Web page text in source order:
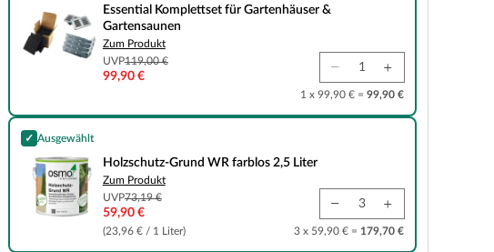
Essential Komplettset für Gartenhäuser &
Gartensaunen
Zum Produkt
UVP119,00 €
99,90 €
1 x 99,90 € = 99,90 €
✓ Ausgewählt
Holzschutz-Grund WR farblos 2,5 Liter
Holzschutz-Grund WR farblos 2,5 Liter
Zum Produkt
UVP73,19 €
59,90 €
(23,96 € / 1 Liter) 3 x 59,90 € = 179,70 €